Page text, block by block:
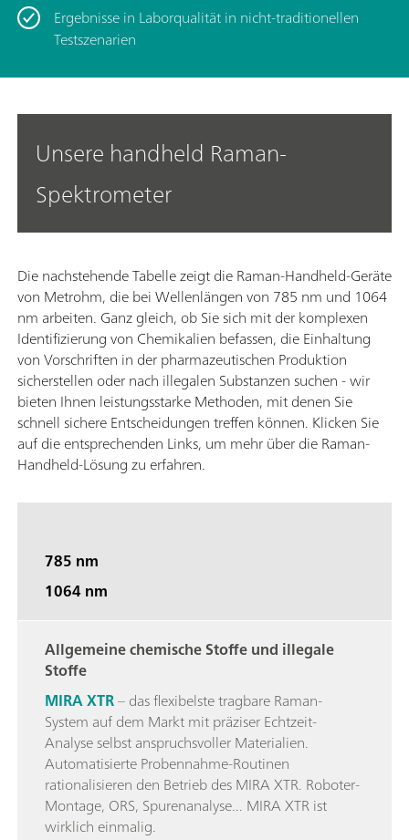
Ergebnisse in Laborqualität in nicht-traditionellen
Testszenarien
Unsere handheld Raman-
Spektrometer
Die nachstehende Tabelle zeigt die Raman-Handheld-Geräte
von Metrohm, die bei Wellenlängen von 785 nm und 1064
nm arbeiten. Ganz gleich, ob Sie sich mit der komplexen
Identifizierung von Chemikalien befassen, die Einhaltung
von Vorschriften in der pharmazeutischen Produktion
sicherstellen oder nach illegalen Substanzen suchen - wir
bieten Ihnen leistungsstarke Methoden, mit denen Sie
schnell sichere Entscheidungen treffen können. Klicken Sie
auf die entsprechenden Links, um mehr über die Raman-
Handheld-Lösung zu erfahren.
785 nm
1064 nm
Allgemeine chemische Stoffe und illegale
Stoffe
MIRA XTR– das flexibelste tragbare Raman-
System auf dem Markt mit präziser Echtzeit-
Analyse selbst anspruchsvoller Materialien.
Automatisierte Probennahme-Routinen
rationalisieren den Betrieb des MIRA XTR. Roboter-
Montage, ORS, Spurenanalyse... MIRA XTR ist
wirklich einmalig.